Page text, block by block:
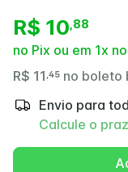
R$ 10 88
no Pix ou em 1x
R$ 11 45 no boleto
Envio para
Calcule o